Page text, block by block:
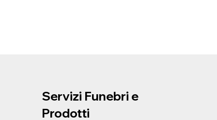
Servizi Funebri e
Prodotti